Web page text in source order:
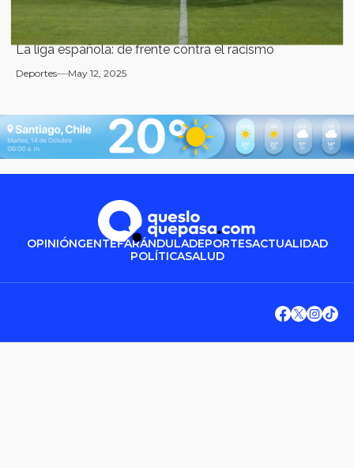
La liga española: de frente contra el racismo
Deportes May 12, 2025
OPINIÓNGENTEFARÁNDULADEPORTESACTUALIDAD
POLÍTICASALUD